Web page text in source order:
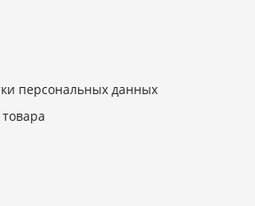
реле (с
персональных данных